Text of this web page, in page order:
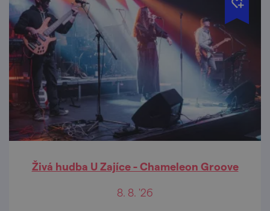
Živá hudba U Zajíce - Chameleon Groove
8. 8. '26